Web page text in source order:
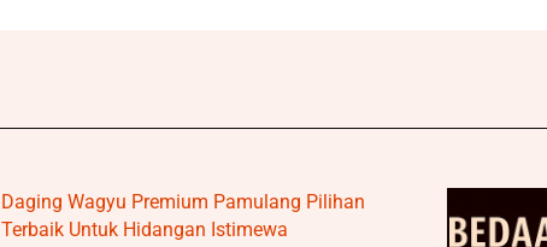
Daging Wagyu Premium Pamulang Pilihan
Terbaik Untuk Hidangan Istimewa